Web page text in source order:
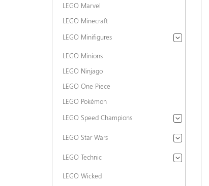
LEGO Marvel
LEGO Minecraft
LEGO Minifigures
LEGO Minions
LEGO Ninjago
LEGO One Piece
LEGO Pokémon
LEGO Speed Champions
LEGO Star Wars
LEGO Technic
LEGO Wicked